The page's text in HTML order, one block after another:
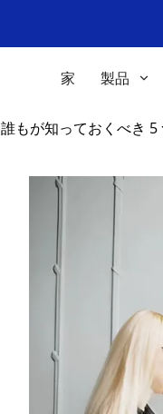
家 製品
誰もが知っておくべき